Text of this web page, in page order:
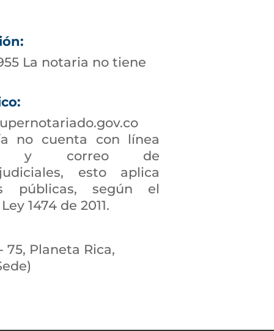
La notaria no tiene
no cuenta con línea
y correo de
esto aplica
públicas, según el
1474 de 2011.
75, Planeta Rica,